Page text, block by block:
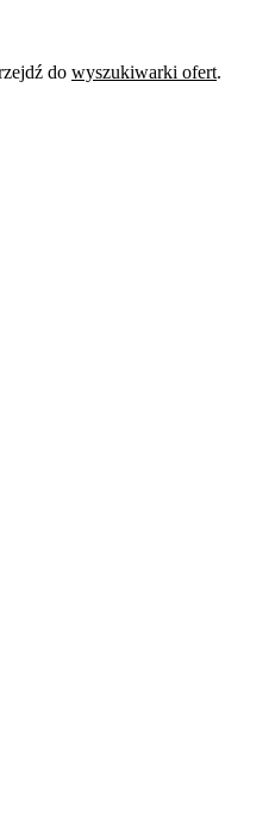
do wyszukiwarki ofert.